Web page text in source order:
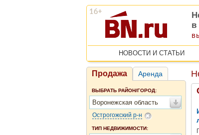
в
НОВОСТИ И СТАТЬИ
Продажа Аренда
ВЫБРАТЬ РАЙОН/ГОРОД:
Воронежская область
Острогожский р-н
ТИП НЕДВИЖИМОСТИ: